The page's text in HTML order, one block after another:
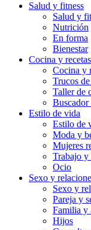
Salud y fitness
Salud y
Nutrición
En forma
Bienestar
Cocina y recetas
Cocina y
Trucos
Taller de
Buscador
Estilo de vida
Estilo de
Moda y
Mujeres
Trabajo y
Ocio
Sexo y
Sexo y
Pareja y
Familia y
Hijos